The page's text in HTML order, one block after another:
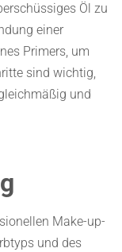
Öl zu
einer
Primers, um
sind wichtig,
und
Make-up-
und des